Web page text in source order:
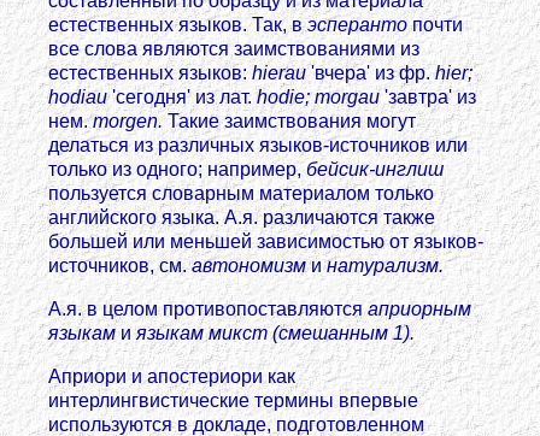
естественных языков. Так, вэсперантопочти
все слова являются заимствованиями из
естественных языков:hierau'вчера' из фр.hier;
hodiau'сегодня' из лат. hodie; morgau'завтра' из
нем.morgen. Такие заимствования могут
делаться из различных языков-источников или
только из одного; например,бейсик-инглиш
пользуется словарным материалом только
английского языка. А.я. различаются также
большей или меньшей зависимостью от языков-
источников, см.автономизминатурализм.
А.я. в целом противопоставляютсяаприорным
языкамиязыкам микст (смешанным 1).
Априори и апостериори как
интерлингвистические термины впервые
используются в докладе, подготовленном